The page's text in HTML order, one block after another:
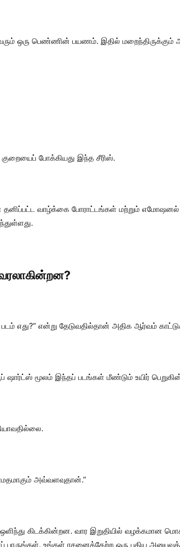
வரும் ஒரு பெண்ணின் பயணம். இதில்
போக்கியது இந்த சீரிஸ்.
தனிப்பட்ட வாழ்க்கை போராட்டங்கள் மற்றும்
எது?” என்று தேடுவதில்தான் அதிக ஆர்வம்
ஷார்ட்ஸ் மூலம் இந்தப் படங்கள் மீண்டும் உயிர்
அவ்வளவுதான்.”
கிடக்கின்றன. வார இறுதியில் வழக்கமான
உங்கள் ரசனைக்கேற்ற ஒரு புதிய